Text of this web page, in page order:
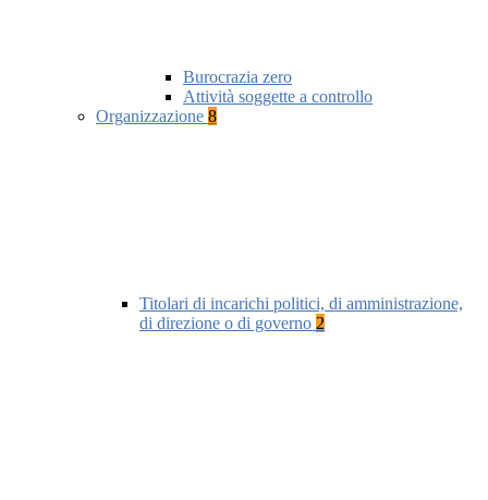
Burocrazia zero
Attività soggette a controllo
Organizzazione 8
Titolari di incarichi politici, di amministrazione,
di direzione o di governo 2